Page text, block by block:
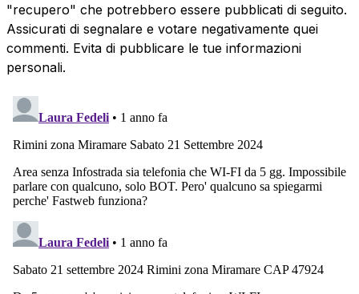
"recupero" che potrebbero essere pubblicati di seguito.
Assicurati di segnalare e votare negativamente quei
commenti. Evita di pubblicare le tue informazioni
personali.